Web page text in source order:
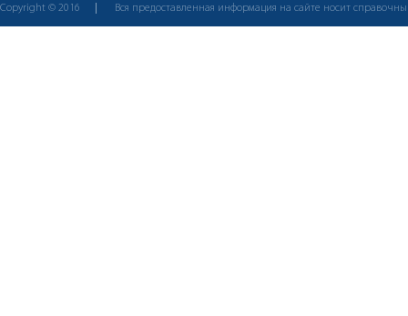
Copyright © 2016 Вся предоставленная информация на сайте носит